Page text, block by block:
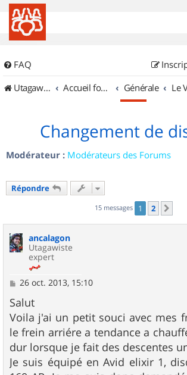
FAQ
UtagawaVTT (Randos VTT et VTTAE avec traces GPS)
Accueil forum Générale Le
Changement de
Modérateur : Modérateurs des Forums
Répondre
15 messages 1 2
ancalagon
Utagawiste
expert
M
s
s
a
g
e
26 oct. 2013, 15:10
Salut
Voila j'ai un petit souci avec mes
le frein arriére a tendance a
dur lorsque je fait des descentes
Je suis équipé en Avid elixir 1,